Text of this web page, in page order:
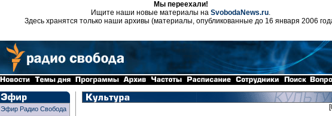
Мы переехали!
Ищите наши новые материалы на SvobodaNews.ru.
Здесь хранятся только наши архивы (материалы, опубликованные до 16 января 2006
Эфир Радио Свобода